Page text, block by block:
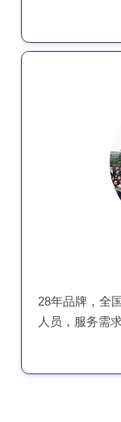
28年品牌，全
人员，服务需